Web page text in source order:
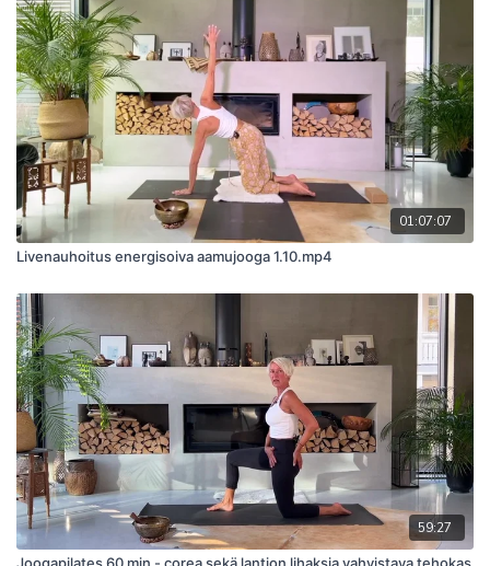
01:07:07
Livenauhoitus energisoiva aamujooga 1.10.mp4
59:27